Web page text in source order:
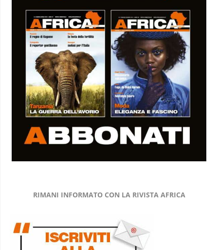
RIMANI INFORMATO CON LA RIVISTA AFRICA